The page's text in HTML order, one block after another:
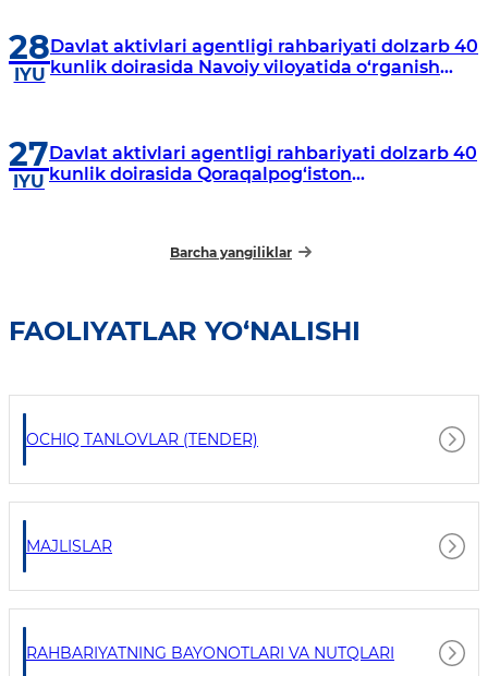
28
IYU
Davlat aktivlari agentligi rahbariyati dolzarb 40
kunlik doirasida Navoiy viloyatida o‘rganish
27
IYU
Davlat aktivlari agentligi rahbariyati dolzarb 40
kunlik doirasida Qoraqalpog‘iston
Barcha yangiliklar
FAOLIYATLAR YO‘NALISHI
OCHIQ TANLOVLAR (TENDER)
MAJLISLAR
RAHBARIYATNING BAYONOTLARI VA NUTQLARI